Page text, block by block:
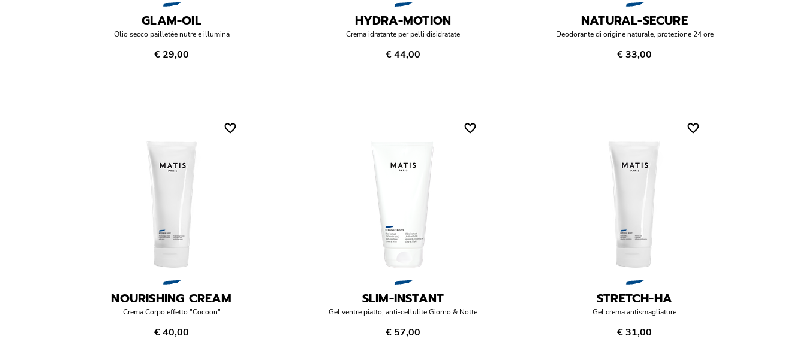
GLAM-OIL
Olio secco pailletée nutre e illumina
€ 29,00
HYDRA-MOTION
Crema idratante per pelli disidratate
€ 44,00
NATURAL-SECURE
Deodorante di origine naturale, protezione 24 ore
€ 33,00
NOURISHING CREAM
Crema Corpo effetto "Cocoon"
€ 40,00
SLIM-INSTANT
Gel ventre piatto, anti-cellulite Giorno & Notte
€ 57,00
STRETCH-HA
Gel crema antismagliature
€ 31,00